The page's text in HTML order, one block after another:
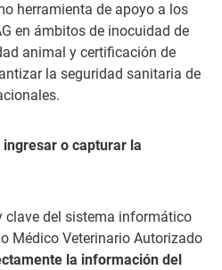
herramienta de apoyo a los
en ámbitos de inocuidad de
animal y certificación de
la seguridad sanitaria de
o capturar la
clave del sistema informático
Médico Veterinario Autorizado
la información del